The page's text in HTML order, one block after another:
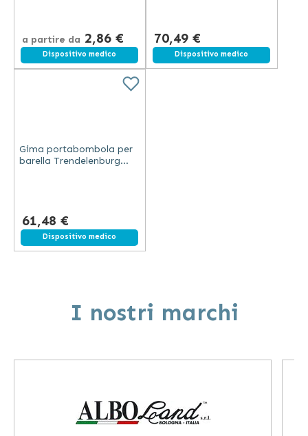
a partire da 2,86 €
Dispositivo medico
70,49 €
Dispositivo medico
Gima portabombola per
barella Trendelenburg
61,48 €
Dispositivo medico
I nostri marchi